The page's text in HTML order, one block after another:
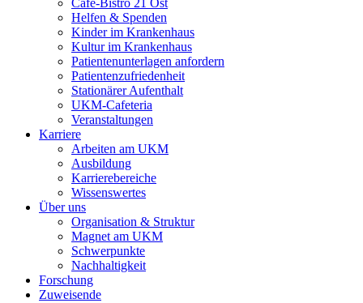
Café-Bistro 21 Ost
Helfen & Spenden
Kinder im Krankenhaus
Kultur im Krankenhaus
Patientenunterlagen anfordern
Patientenzufriedenheit
Stationärer Aufenthalt
UKM-Cafeteria
Veranstaltungen
Karriere
Arbeiten am UKM
Ausbildung
Karrierebereiche
Wissenswertes
Über uns
Organisation & Struktur
Magnet am UKM
Schwerpunkte
Nachhaltigkeit
Forschung
Zuweisende